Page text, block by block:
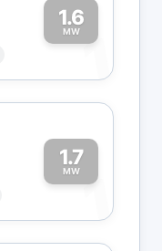
1.6
MW1
1.7
MW1